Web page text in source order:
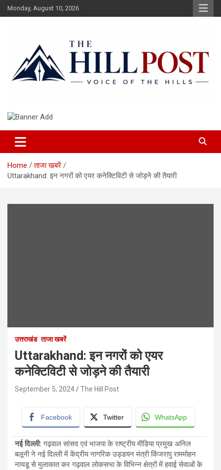
Skip
to
Monday, August 10, 2026
The Hillpost
Home
ताजा खबरें
Uttarakhand: इन नगरों को एयर कनेक्टिविटी से जोड़ने की तैयारी
उत्तराखंड ताजा खबरें
Uttarakhand: इन नगरों को एयर
कनेक्टिविटी से जोड़ने की तैयारी
September 5, 2024 The Hill Post
Facebook Twitter WhatsApp
नई दिल्ली: गढ़वाल सांसद एवं भाजपा के राष्ट्रीय मीडिया प्रमुख अनिल
बलूनी ने नई दिल्ली में केंद्रीय नागरिक उड्डयन मंत्री किंजरापु राममोहन
नायडू से मुलाकात कर गढ़वाल लोकसभा के विभिन्न क्षेत्रों में हवाई सेवाओं के